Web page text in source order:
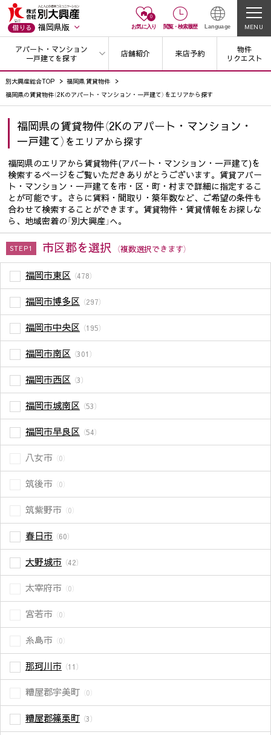
借りる 福岡県版
0
お気に入り 閲覧・ 検索履歴 Language MENU
アパート・マンション
一戸建てを探す
店舗紹介 来店予約
物件
リクエスト
別大興産総合TOP
福岡県 賃貸物件
福岡県の賃貸物件（2Kのアパート・マンション・一戸建て）をエリアから探す
福岡県の賃貸物件（2Kのアパート・マンション・
一戸建て） をエリアから探す
福岡県のエリアから賃貸物件(アパート・マンション・一戸建て)を
検索するページをご覧いただきありがとうございます。賃貸アパー
ト・マンション・一戸建てを市・区・町・村まで詳細に指定するこ
とが可能です。さらに賃料・間取り・築年数など、ご希望の条件も
合わせて検索することができます。賃貸物件・賃貸情報をお探しな
ら、地域密着の「別大興産」へ。
STEP1 市区郡を選択 （複数選択できます）
福岡市東区 （478）
福岡市博多区 （297）
福岡市中央区 （195）
福岡市南区 （301）
福岡市西区 （3）
福岡市城南区 （53）
福岡市早良区 （54）
八女市 （0）
筑後市 （0）
筑紫野市 （0）
春日市 （60）
大野城市 （42）
太宰府市 （0）
宮若市 （0）
糸島市 （0）
那珂川市 （11）
糟屋郡宇美町 （0）
糟屋郡篠栗町 （3）